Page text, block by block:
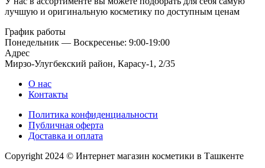
лучшую и оригинальную косметику по доступным ценам
График работы
Понедельник — Воскресенье: 9:00-19:00
Адрес
Мирзо-Улугбекский район, Карасу-1, 2/35
О нас
Контакты
Политика конфиденциальности
Публичная оферта
Доставка и оплата
Copyright 2024 © Интернет магазин косметики в Ташкенте